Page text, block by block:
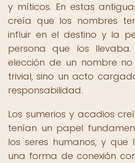
y míticos. En estas
creía que los nombres
influir en el destino y la
persona que los
elección de un nombre
trivial, sino un acto
responsabilidad.
Los sumerios y acadios
tenían un papel
los seres humanos, y que
una forma de conexión